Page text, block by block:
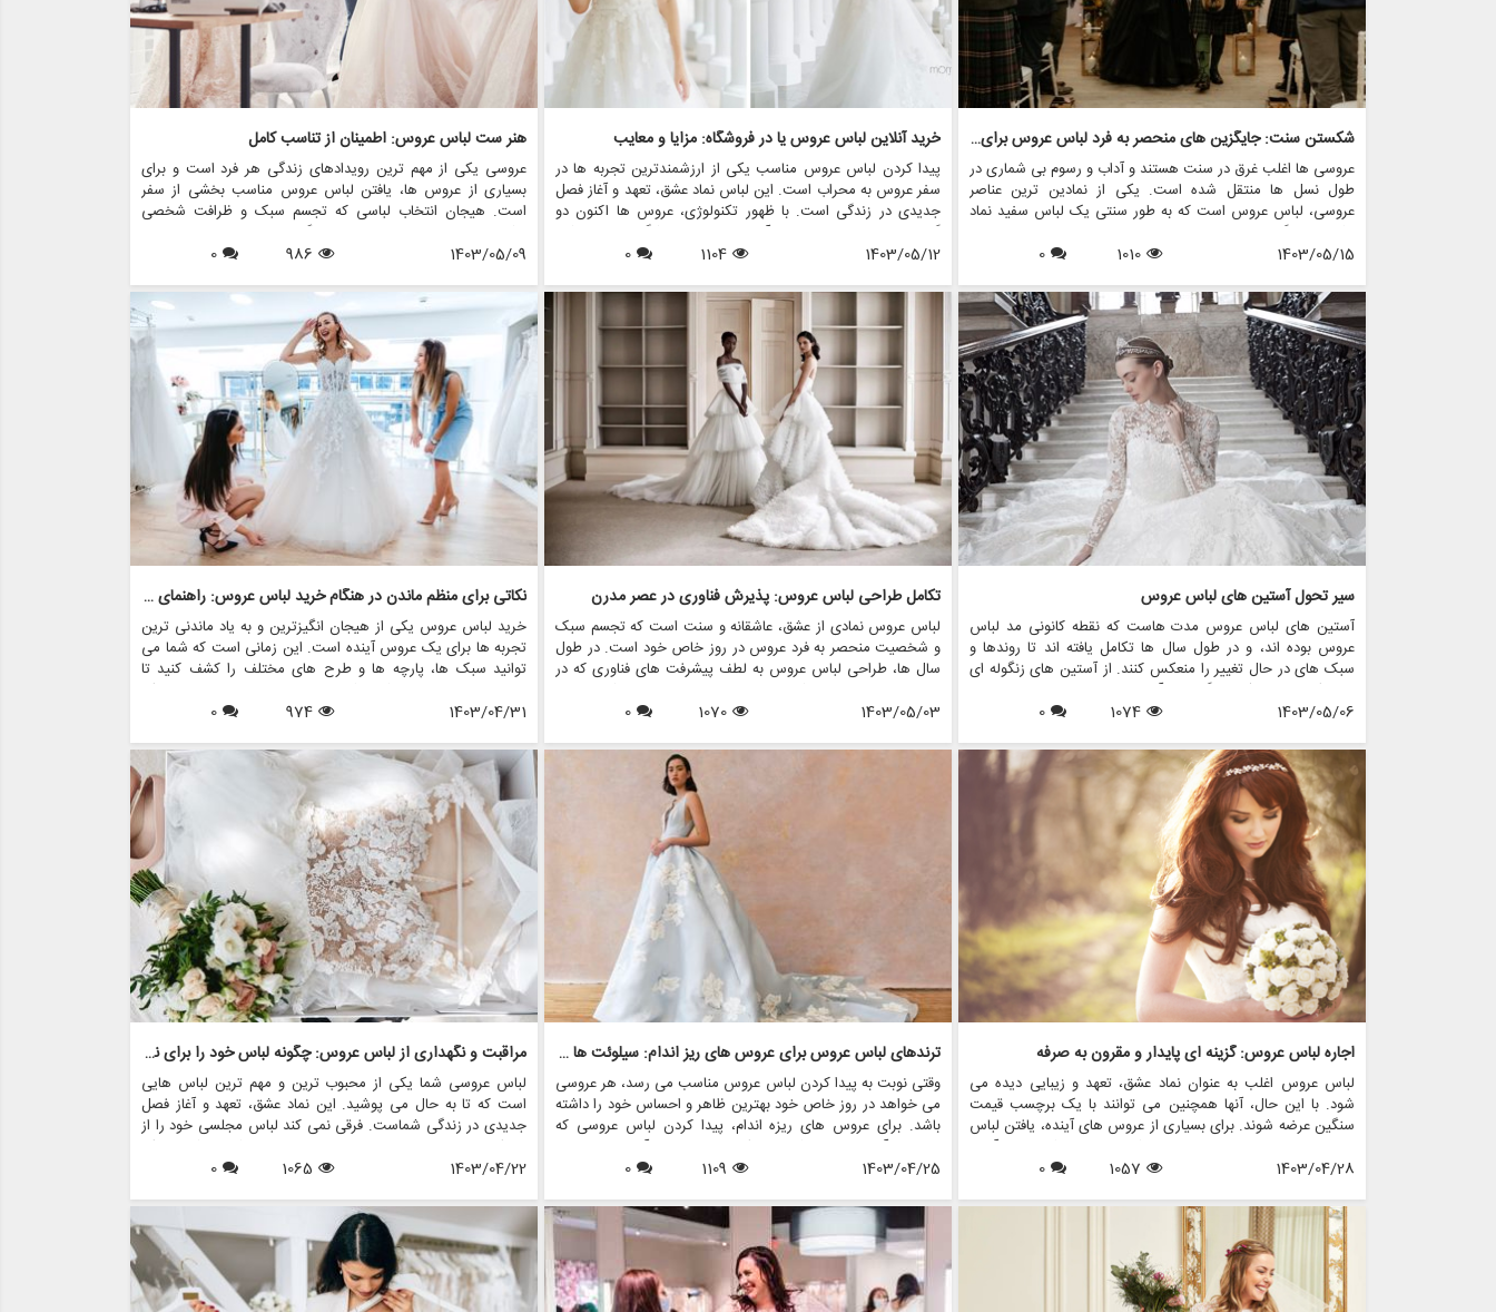
شکستن سنت: جایگزین های منحصر به فرد لباس عروس برای عروس جسور
عروسی ها اغلب غرق در سنت هستند و آداب و رسوم بی شماری در
طول نسل ها منتقل شده است. یکی از نمادین ترین عناصر
عروسی، لباس عروس است که به طور سنتی یک لباس سفید نماد
پاکی و بی گناهی است. با این حال، در سال های اخیر، بسیاری از
عروس ها تصمیم گرفته اند از این قراردادها فاصله بگیرند و
نشان دهنده سبک شخصی و فردیت آنهاست. اگر شما یک عروس
جسور هستید که به دنبال بیانیه ای در روز خاص خود هستید، این
مقاله به بررسی برخی از جایگزین های هیجان انگیز برای لباس
عروس کلاسیک می پردازد و اینکه مزون چرخچی چگونه می تواند
به شما در پیدا کردن یا ایجاد ظاهری عالی کمک کند.
1403/05/15
1010
0
خرید آنلاین لباس عروس یا در فروشگاه: مزایا و معایب
پیدا کردن لباس عروس مناسب یکی از ارزشمندترین تجربه ها در
سفر عروس به محراب است. این لباس نماد عشق، تعهد و آغاز فصل
جدیدی در زندگی است. با ظهور تکنولوژی، عروس ها اکنون دو
گزینه اصلی برای خرید دارند: آنلاین یا درون فروشگاهی. هر روشی
مزایا و معایب خاص خود را دارد، که باعث می شود عروس ها به
خرید لباس عروس آنلاین و فروشگاهی را بررسی خواهیم کرد، و
چگونگی مزون چرخچی - فروشگاه همه کاره ای که اجاره لباس
عروس، فروش، خدمات طراحی و دوخت، لوازم جانبی عروس و تمام
اقلام مرتبط با عروس — می تواند تجربه شما را بدون توجه به
ترجیح خرید شما افزایش دهد.
1403/05/12
1104
0
هنر ست لباس عروس: اطمینان از تناسب کامل
عروسی یکی از مهم ترین رویدادهای زندگی هر فرد است و برای
بسیاری از عروس ها، یافتن لباس عروس مناسب بخشی از سفر
است. هیجان انتخاب لباسی که تجسم سبک و ظرافت شخصی
باشد، اغلب تنها با پیش بینی روز بزرگ مطابقت دارد. با این حال،
یکی از جنبه های حیاتی که می تواند تجربه عروسی را ایجاد کند یا
تغییر پارچه نیست. این در مورد خلق شاهکاری است که زیبایی و
اعتماد به نفس عروس را در روز خاص خود افزایش می دهد.
1403/05/09
986
0
سیر تحول آستین های لباس عروس
آستین های لباس عروس مدت هاست که نقطه کانونی مد لباس
عروس بوده اند، و در طول سال ها تکامل یافته اند تا روندها و
سبک های در حال تغییر را منعکس کنند. از آستین های زنگوله ای
رمانتیک دوران ویکتوریا گرفته تا آستین های زیبای اسقف امروزی،
هر طرحی جذابیت و شخصیت منحصر به فرد خود را دارد. در این
پردازیم و بررسی می کنیم که مزون چرخچی، یک فروشگاه پیشرو
عروس، چگونه این عناصر جاودانه را در مجموعه نفیس لباس عروس
خود گنجانده است.
1403/05/06
1074
0
تکامل طراحی لباس عروس: پذیرش فناوری در عصر مدرن
لباس عروس نمادی از عشق، عاشقانه و سنت است که تجسم سبک
و شخصیت منحصر به فرد عروس در روز خاص خود است. در طول
سال ها، طراحی لباس عروس به لطف پیشرفت های فناوری که در
به طور قابل توجهی تکامل یافته است. در این مقاله، نقش
تمرکز بر این که مزون چرخچی، یک فروشگاه پیشرو عروس، چگونه
از تکنولوژی استفاده می کند تا تجربه ای یکپارچه و نوآورانه را برای
عروس هایی که به دنبال لباس رویایی خود هستند، ارائه دهد.
1403/05/03
1070
0
نکاتی برای منظم ماندن در هنگام خرید لباس عروس: راهنمای عروس
خرید لباس عروس یکی از هیجان انگیزترین و به یاد ماندنی ترین
تجربه ها برای یک عروس آینده است. این زمانی است که شما می
توانید سبک ها، پارچه ها و طرح های مختلف را کشف کنید تا
لباس مناسبی را پیدا کنید که در روز خاص خود احساس یک
شاهزاده خانم را به شما بدهد. با این حال، با وجود گزینه های بسیار
باشد. اینجاست که منظم ماندن به کارتان می آید. در این مقاله،
نکات ارزشمندی را برای منظم ماندن در هنگام خرید لباس عروس، با
تمرکز بر ایجاد تجربه لذت بخش و بدون استرس، مورد بحث قرار
می دهیم.
1403/04/31
974
0
اجاره لباس عروس: گزینه ای پایدار و مقرون به صرفه
لباس عروس اغلب به عنوان نماد عشق، تعهد و زیبایی دیده می
شود. با این حال، آنها همچنین می توانند با یک برچسب قیمت
سنگین عرضه شوند. برای بسیاری از عروس های آینده، یافتن لباس
عروس مناسب و متناسب با بودجه شان می تواند کار دلهره آوری
باشد. اینجاست که لباس های عروسی دست دوم وارد عمل می
گره زدن بدون شکستن پول هستند، ارائه می دهند.
1403/04/28
1057
0
ترندهای لباس عروس برای عروس های ریز اندام: سیلوئت ها و استایل های جذاب
وقتی نوبت به پیدا کردن لباس عروس مناسب می رسد، هر عروسی
می خواهد در روز خاص خود بهترین ظاهر و احساس خود را داشته
باشد. برای عروس های ریزه اندام، پیدا کردن لباس عروسی که
چارچوب آنها را برجسته کند و سبک منحصر به فرد آنها را به نمایش
بگذارد، می تواند کمی چالش برانگیز باشد. با این حال، با دانش و
مناسبی را بیابند که مکمل قد آنها باشد و در روز بزرگ خود احساس
یک شاهزاده خانم را به آنها بدهد.
1403/04/25
1109
0
مراقبت و نگهداری از لباس عروس: چگونه لباس خود را برای نسل ها حفظ کنید
لباس عروسی شما یکی از محبوب ترین و مهم ترین لباس هایی
است که تا به حال می پوشید. این نماد عشق، تعهد و آغاز فصل
جدیدی در زندگی شماست. فرقی نمی کند لباس مجلسی خود را از
بوتیک های عروس مانند مزون چرخچی خریداری کرده باشید یا یک
میراث خانوادگی باشد، مراقبت و نگهداری مناسب برای اطمینان از
1403/04/22
1065
0